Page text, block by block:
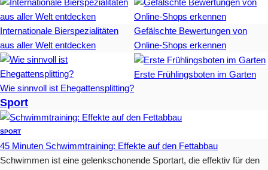
Internationale Bierspezialitäten
aus aller Welt entdecken
Gefälschte Bewertungen von
Online-Shops erkennen
Wie sinnvoll ist Ehegattensplitting?
Erste Frühlingsboten im Garten
Sport
SPORT
45 Minuten Schwimmtraining: Effekte auf den Fettabbau
Schwimmen ist eine gelenkschonende Sportart, die effektiv für den